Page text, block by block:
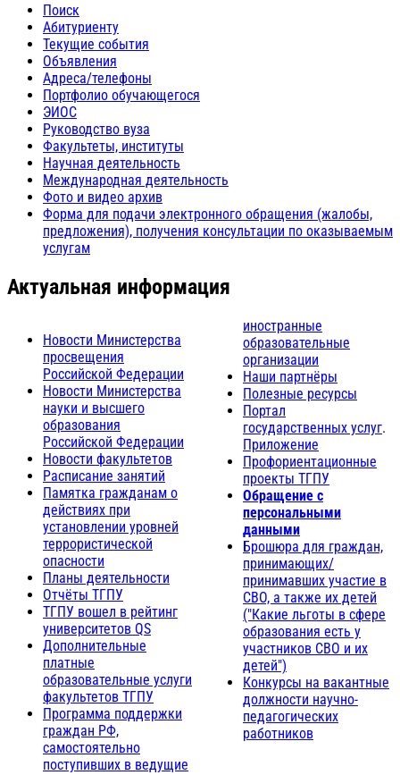
Поиск
Абитуриенту
Текущие события
Объявления
Адреса/телефоны
Портфолио обучающегося
ЭИОС
Руководство вуза
Факультеты, институты
Научная деятельность
Международная деятельность
Фото и видео архив
Форма для подачи электронного обращения (жалобы,
предложения), получения консультации по оказываемым
услугам
Актуальная информация
Новости Министерства
просвещения
Российской Федерации
Новости Министерства
науки и высшего
образования
Российской Федерации
Новости факультетов
Расписание занятий
Памятка гражданам о
действиях при
установлении уровней
террористической
опасности
Планы деятельности
Отчёты ТГПУ
ТГПУ вошел в рейтинг
университетов QS
Дополнительные
платные
образовательные услуги
факультетов ТГПУ
Программа поддержки
граждан РФ,
самостоятельно
поступивших в ведущие
иностранные
образовательные
организации
Наши партнёры
Полезные ресурсы
Портал
государственных услуг.
Приложение
Профориентационные
проекты ТГПУ
Обращение с
персональными
данными
Брошюра для граждан,
принимающих/
принимавших участие в
СВО, а также их детей
("Какие льготы в сфере
образования есть у
участников СВО и их
детей")
Конкурсы на вакантные
должности научно-
педагогических
работников